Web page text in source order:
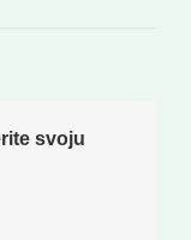
svoju